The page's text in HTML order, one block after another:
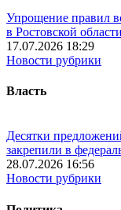
Упрощение правил
в Ростовской
17.07.2026 18:29
Новости рубрики
Власть
Десятки
закрепили в
28.07.2026 16:56
Новости рубрики